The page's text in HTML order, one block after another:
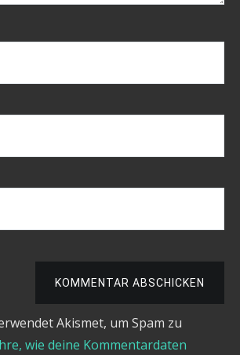
KOMMENTAR ABSCHICKEN
Akismet, um Spam zu
wie deine Kommentardaten